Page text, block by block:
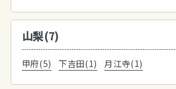
山梨(7)
甲府(5) 下吉田(1) 月江寺(1)